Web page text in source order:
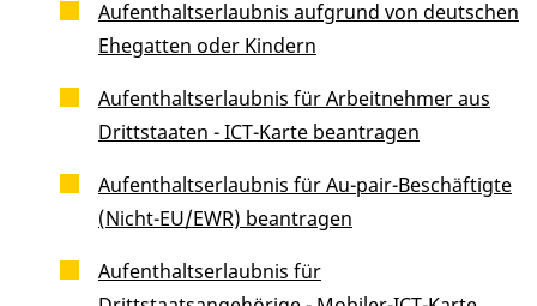
Aufenthaltserlaubnis aufgrund von deutschen
Ehegatten oder Kindern
Aufenthaltserlaubnis für Arbeitnehmer aus
Drittstaaten - ICT-Karte beantragen
Aufenthaltserlaubnis für Au-pair-Beschäftigte
(Nicht-EU/EWR) beantragen
Aufenthaltserlaubnis für